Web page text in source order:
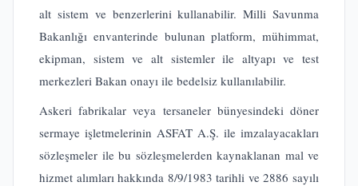
alt sistem ve benzerlerini kullanabilir. Milli Savunma
Bakanlığı envanterinde bulunan platform, mühimmat,
ekipman, sistem ve alt sistemler ile altyapı ve test
merkezleri Bakan onayı ile bedelsiz kullanılabilir.
Askeri fabrikalar veya tersaneler bünyesindeki döner
sermaye işletmelerinin ASFAT A.Ş. ile imzalayacakları
sözleşmeler ile bu sözleşmelerden kaynaklanan mal ve
hizmet alımları hakkında 8/9/1983 tarihli ve 2886 sayılı